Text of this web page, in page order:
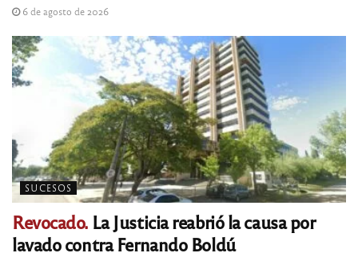
6 de agosto de 2026
SUCESOS
Revocado. La Justicia reabrió la causa por
lavado contra Fernando Boldú